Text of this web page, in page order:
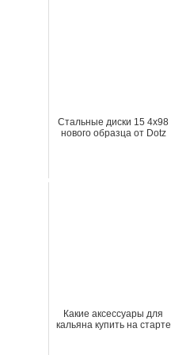
Стальные диски 15 4x98
нового образца от Dotz
Какие аксессуары для
кальяна купить на старте